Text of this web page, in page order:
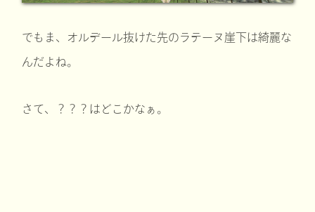
でもま、オルデール抜けた先のラテーヌ崖下は綺麗な
んだよね。
さて、？？？はどこかなぁ。